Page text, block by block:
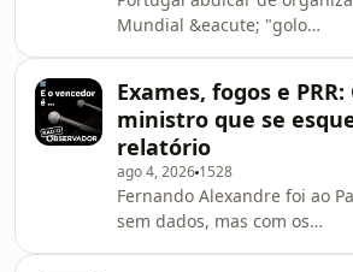
para a plateia.See
omnystudio.com/listener for
information.
Mundial &eacute; "golo
vandaliza&ccedil;&atilde;o
gabinete do Chega,
aus&ecirc;ncia de
pol&iacute;tica tornam caso
mist&eacute;rio.See
omnystudio.com/listener for
information.
Exames, fogos e PRR:
ministro que se
relatório
ago 4, 2026 1528
Fernando Alexandre foi ao
sem dados, mas com os